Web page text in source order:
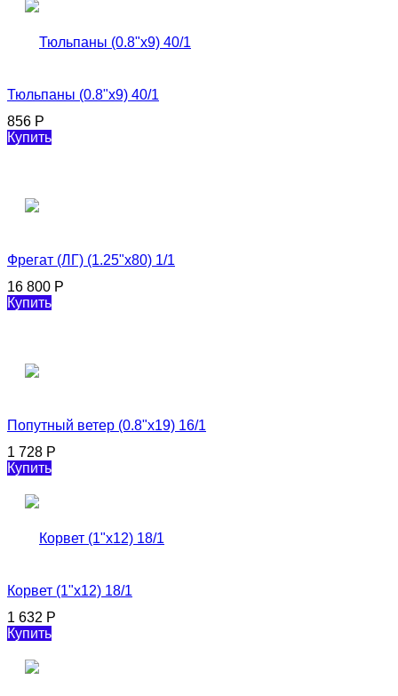
Тюльпаны (0.8"x9) 40/1
856 Р
Купить
Фрегат (ЛГ) (1.25"х80) 1/1
16 800 Р
Купить
Попутный ветер (0.8"х19) 16/1
1 728 Р
Купить
Корвет (1"х12) 18/1
1 632 Р
Купить